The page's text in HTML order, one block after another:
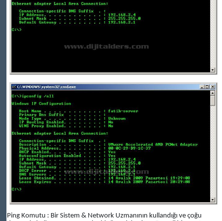
Ping Komutu : Bir Sistem & Network Uzmanının kullandığı ve çoğu